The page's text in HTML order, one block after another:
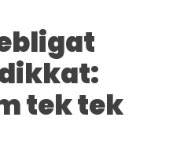
tek tek